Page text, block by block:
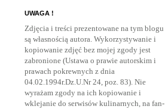
UWAGA !
Zdjęcia i treści prezentowane na tym blogu
są własnością autora. Wykorzystywanie i
kopiowanie zdjęć bez mojej zgody jest
zabronione (Ustawa o prawie autorskim i
prawach pokrewnych z dnia
04.02.1994r.Dz.U.Nr 24, poz. 83). Nie
wyrażam zgody na ich kopiowanie i
wklejanie do serwisów kulinarnych, na fan-